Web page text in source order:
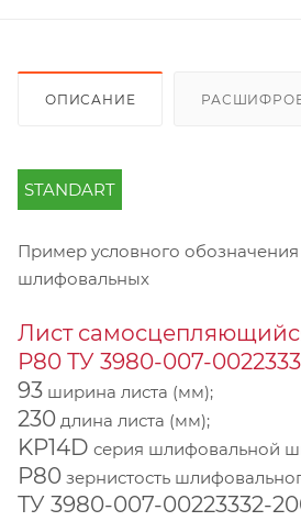
ОПИСАНИЕ
STANDART
Пример условного обозначения
шлифовальных
Лист
Р80 ТУ 3980-007-
93 ширина листа (мм);
230 длина листа (мм);
KP14D серия шлифовальной
Р80 зернистость
ТУ 3980-007-00223332-